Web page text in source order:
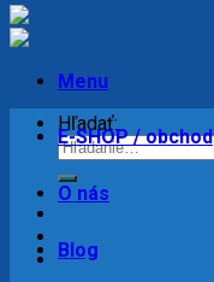
Menu
Hľadať:
E-SHOP / obchod
O nás
Blog